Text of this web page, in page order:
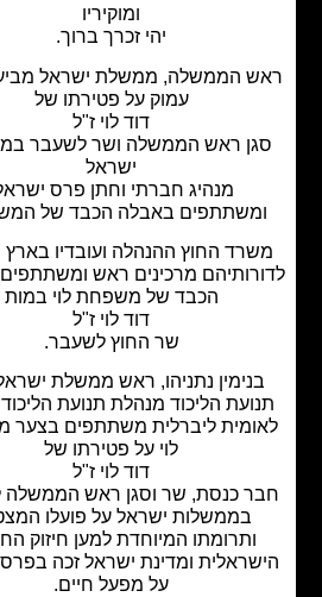
יהי זכרך ברוך.
הממשלה, ממשלת ישראל מביעים צער
עמוק על פטירתו של
דוד לוי ז"ל
ראש הממשלה ושר לשעבר בממשלת
מנהיג חברתי וחתן פרס ישראל.
באבלה הכבד של המשפחה.
החוץ ההנהלה ועובדיו בארץ ובחו"ל
מרכינים ראש ומשתתפים מצערה
הכבד של משפחת לוי במות
דוד לוי ז"ל
שר החוץ לשעבר.
נתניהו, ראש ממשלת ישראל ויו"ר
הליכוד מנהלת תנועת הליכוד תנועה
ליברלית משתתפים בצער משפחת
לוי על פטירתו של
דוד לוי ז"ל
כנסת, שר וסגן ראש הממשלה לשעבר
בממשלות ישראל על פועלו המצטבר
ותרומתו המיוחדת למען חיזוק החברה
ומדינת ישראל זכה בפרס ישראל
על מפעל חיים.